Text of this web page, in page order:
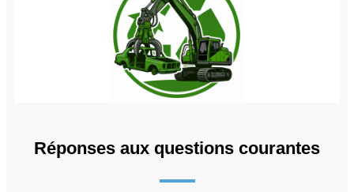
Réponses aux questions courantes